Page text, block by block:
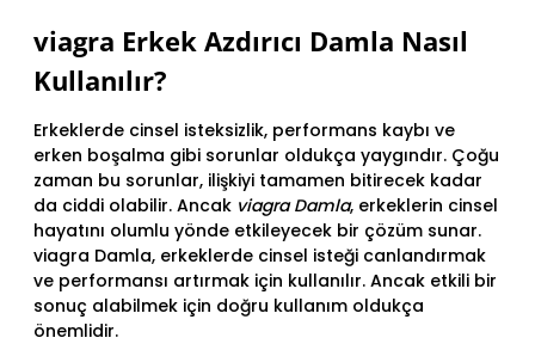
viagra Erkek Azdırıcı Damla Nasıl
Kullanılır?
Erkeklerde cinsel isteksizlik, performans kaybı ve
erken boşalma gibi sorunlar oldukça yaygındır. Çoğu
zaman bu sorunlar, ilişkiyi tamamen bitirecek kadar
da ciddi olabilir. Ancak viagra Damla, erkeklerin cinsel
hayatını olumlu yönde etkileyecek bir çözüm sunar.
viagra Damla, erkeklerde cinsel isteği canlandırmak
ve performansı artırmak için kullanılır. Ancak etkili bir
sonuç alabilmek için doğru kullanım oldukça
önemlidir.